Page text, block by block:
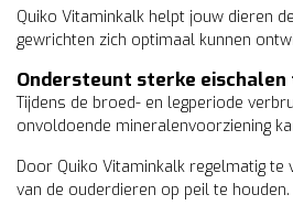
Quiko Vitaminkalk helpt jouw dieren
gewrichten zich optimaal kunnen
Ondersteunt sterke eischalen
Tijdens de broed- en legperiode
onvoldoende mineralenvoorziening
Door Quiko Vitaminkalk regelmatig
van de ouderdieren op peil te houden.